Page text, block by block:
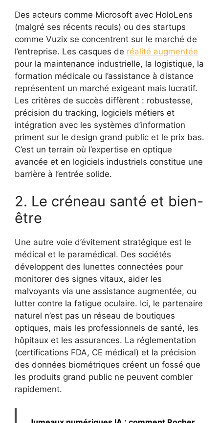
Des acteurs comme Microsoft avec HoloLens
(malgré ses récents reculs) ou des startups
comme Vuzix se concentrent sur le marché de
l’entreprise. Les casques de réalité augmentée
pour la maintenance industrielle, la logistique, la
formation médicale ou l’assistance à distance
représentent un marché exigeant mais lucratif.
Les critères de succès diffèrent : robustesse,
précision du tracking, logiciels métiers et
intégration avec les systèmes d’information
priment sur le design grand public et le prix bas.
C’est un terrain où l’expertise en optique
avancée et en logiciels industriels constitue une
barrière à l’entrée solide.
2. Le créneau santé et bien-
être
Une autre voie d’évitement stratégique est le
médical et le paramédical. Des sociétés
développent des lunettes connectées pour
monitorer des signes vitaux, aider les
malvoyants via une assistance augmentée, ou
lutter contre la fatigue oculaire. Ici, le partenaire
naturel n’est pas un réseau de boutiques
optiques, mais les professionnels de santé, les
hôpitaux et les assurances. La réglementation
(certifications FDA, CE médical) et la précision
des données biométriques créent un fossé que
les produits grand public ne peuvent combler
rapidement.